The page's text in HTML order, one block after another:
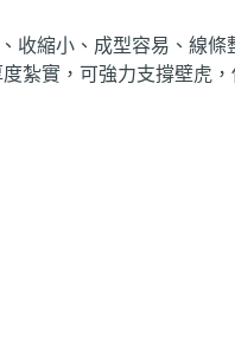
收縮小、成型容易、線
紮實，可強力支撐壁虎